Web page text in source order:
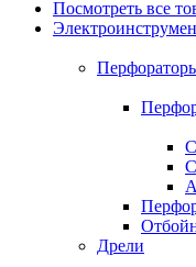
Посмотреть все
Дрели